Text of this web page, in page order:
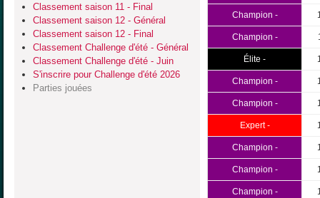
Classement saison 11 - Final
Classement saison 12 - Général
Classement saison 12 - Final
Classement Challenge d'été - Général
Classement Challenge d'été - Juin
S'inscrire pour Challenge d'été 2026
Parties jouées
Champion -
Champion -
Élite -
Champion -
Champion -
Expert -
Champion -
Champion -
Champion -